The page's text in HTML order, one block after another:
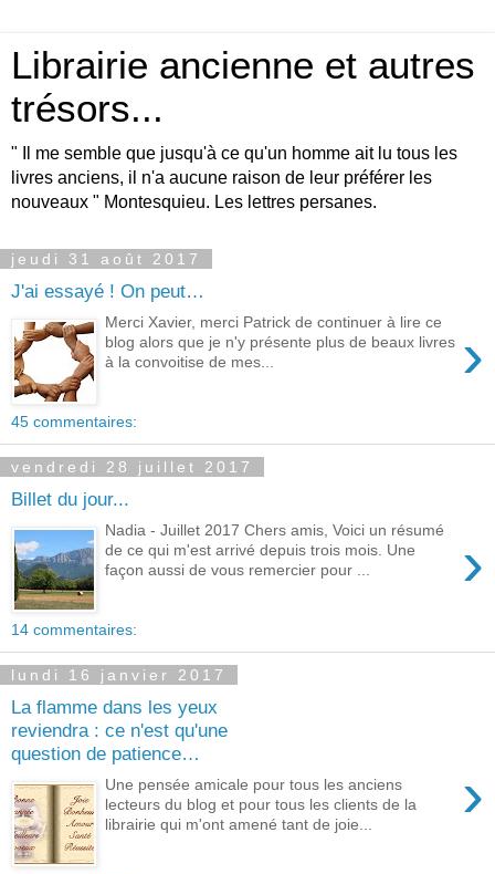
Librairie ancienne et autres
trésors...
" Il me semble que jusqu'à ce qu'un homme ait lu tous les
livres anciens, il n'a aucune raison de leur préférer les
nouveaux " Montesquieu. Les lettres persanes.
jeudi 31 août 2017
J'ai essayé ! On peut…
›
Merci Xavier, merci Patrick de continuer à lire ce
blog alors que je n'y présente plus de beaux livres
à la convoitise de mes...
45 commentaires:
vendredi 28 juillet 2017
Billet du jour...
›
Nadia - Juillet 2017 Chers amis, Voici un résumé
de ce qui m'est arrivé depuis trois mois. Une
façon aussi de vous remercier pour ...
14 commentaires:
lundi 16 janvier 2017
La flamme dans les yeux
reviendra : ce n'est qu'une
question de patience…
›
Une pensée amicale pour tous les anciens
lecteurs du blog et pour tous les clients de la
librairie qui m'ont amené tant de joie...